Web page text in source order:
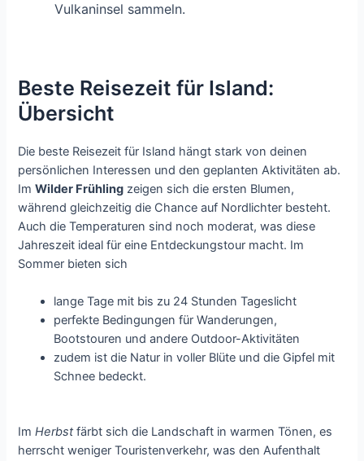
Vulkaninsel sammeln.
Beste Reisezeit für Island:
Übersicht
Die beste Reisezeit für Island hängt stark von deinen
persönlichen Interessen und den geplanten Aktivitäten ab.
ImWilder Frühling zeigen sich die ersten Blumen,
während gleichzeitig die Chance auf Nordlichter besteht.
Auch die Temperaturen sind noch moderat, was diese
Jahreszeit ideal für eine Entdeckungstour macht. Im
Sommer bieten sich
lange Tage mit bis zu 24 Stunden Tageslicht
perfekte Bedingungen für Wanderungen,
Bootstouren und andere Outdoor-Aktivitäten
zudem ist die Natur in voller Blüte und die Gipfel mit
Schnee bedeckt.
ImHerbstfärbt sich die Landschaft in warmen Tönen, es
herrscht weniger Touristenverkehr, was den Aufenthalt